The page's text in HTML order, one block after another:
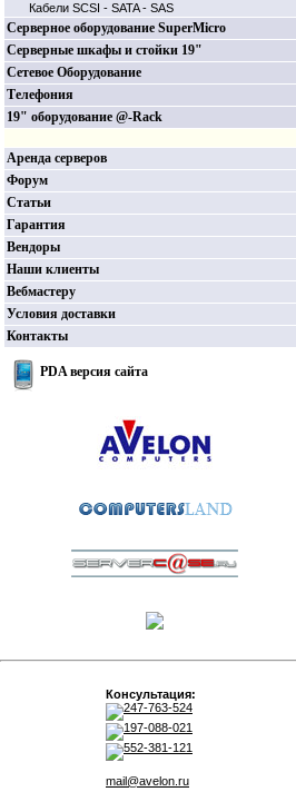
Кабели SCSI - SATA - SAS
Серверное оборудование SuperMicro
Серверные шкафы и стойки 19"
Сетевое Оборудование
Телефония
19" оборудование @-Rack
Аренда серверов
Форум
Статьи
Гарантия
Вендоры
Наши клиенты
Вебмастеру
Условия доставки
Контакты
PDA версия сайта
Консультация:
247-763-524
197-088-021
552-381-121
mail@avelon.ru